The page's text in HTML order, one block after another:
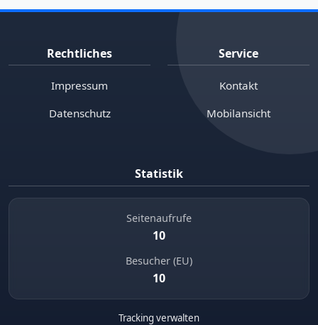
Rechtliches
Impressum
Datenschutz
Service
Kontakt
Mobilansicht
Statistik
Seitenaufrufe
10
Besucher (EU)
10
Tracking verwalten